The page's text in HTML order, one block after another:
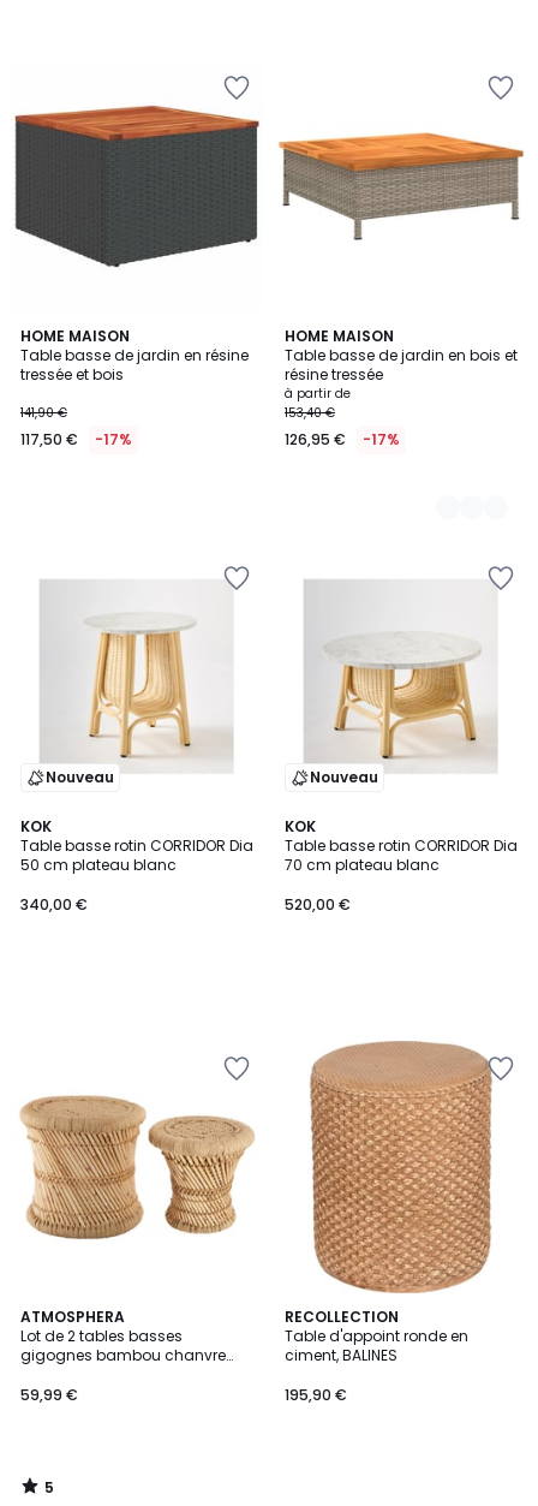
HOME MAISON
Table basse de jardin en résine
tressée et bois
141,90 €
117,50 € -17%
HOME MAISON
Table basse de jardin en bois et
résine tressée
à partir de
153,40 €
126,95 € -17%
2
Couleurs
Nouveau
KOK
Table basse rotin CORRIDOR Dia
50 cm plateau blanc
340,00 €
Nouveau
KOK
Table basse rotin CORRIDOR Dia
70 cm plateau blanc
520,00 €
ATMOSPHERA
Lot de 2 tables basses
gigognes bambou chanvre
59,99 €
5
/
5
5
/
RECOLLECTION
Table d'appoint ronde en
ciment, BALINES
195,90 €